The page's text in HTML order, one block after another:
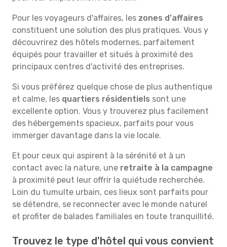
Pour les voyageurs d'affaires, les zones d'affaires
constituent une solution des plus pratiques. Vous y
découvrirez des hôtels modernes, parfaitement
équipés pour travailler et situés à proximité des
principaux centres d'activité des entreprises.
Si vous préférez quelque chose de plus authentique
et calme, les quartiers résidentiels sont une
excellente option. Vous y trouverez plus facilement
des hébergements spacieux, parfaits pour vous
immerger davantage dans la vie locale.
Et pour ceux qui aspirent à la sérénité et à un
contact avec la nature, une retraite à la campagne
à proximité peut leur offrir la quiétude recherchée.
Loin du tumulte urbain, ces lieux sont parfaits pour
se détendre, se reconnecter avec le monde naturel
et profiter de balades familiales en toute tranquillité.
Trouvez le type d'hôtel qui vous convient